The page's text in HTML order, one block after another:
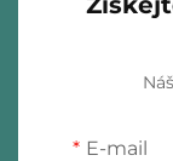
E-mail